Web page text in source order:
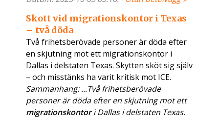
Skott vid migrationskontor i Texas
– två döda
Två frihetsberövade personer är döda efter
en skjutning mot ett migrationskontor i
Dallas i delstaten Texas. Skytten sköt sig själv
– och misstänks ha varit kritisk mot ICE.
Sammanhang: ...Två frihetsberövade
personer är döda efter en skjutning mot ett
migrationskontori Dallas i delstaten Texas.